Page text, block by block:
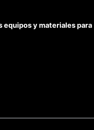
equipos y materiales para